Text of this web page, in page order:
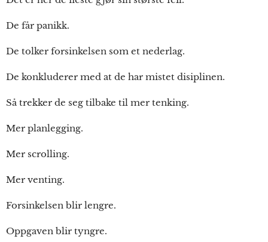
De får panikk.
De tolker forsinkelsen som et nederlag.
De konkluderer med at de har mistet disiplinen.
Så trekker de seg tilbake til mer tenking.
Mer planlegging.
Mer scrolling.
Mer venting.
Forsinkelsen blir lengre.
Oppgaven blir tyngre.